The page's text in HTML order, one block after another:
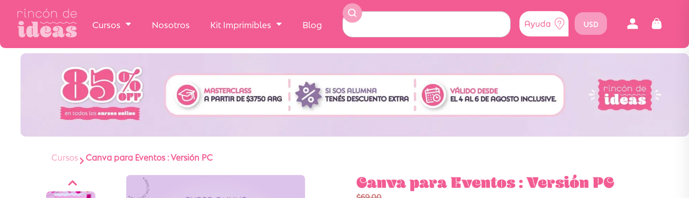
Cursos Nosotros Kit Imprimibles Blog USD
Cursos Canva para Eventos : Versión PC
Canva para Eventos : Versión PC